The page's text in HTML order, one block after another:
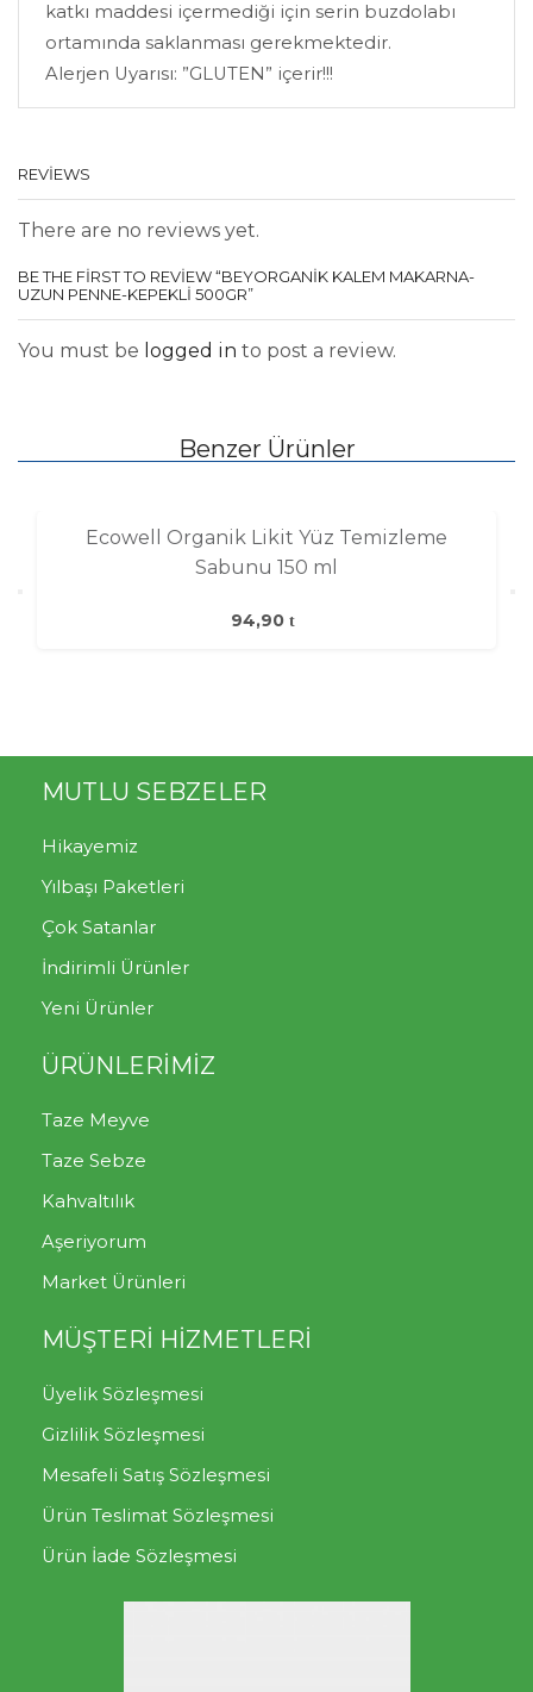
katkı maddesi içermediği için serin buzdolabı
ortamında saklanması gerekmektedir.
Alerjen Uyarısı: ”GLUTEN” içerir!!!
REVIEWS
There are no reviews yet.
BE THE FIRST TO REVIEW “BEYORGANİK KALEM MAKARNA-
UZUN PENNE-KEPEKLI 500GR”
You must be logged in to post a review.
Benzer Ürünler
Ecowell Organik Likit Yüz Temizleme
Sabunu 150 ml
94,90
MUTLU SEBZELER
Hikayemiz
Yılbaşı Paketleri
Çok Satanlar
İndirimli Ürünler
Yeni Ürünler
ÜRÜNLERİMİZ
Taze Meyve
Taze Sebze
Kahvaltılık
Aşeriyorum
Market Ürünleri
MÜŞTERİ HİZMETLERİ
Üyelik Sözleşmesi
Gizlilik Sözleşmesi
Mesafeli Satış Sözleşmesi
Ürün Teslimat Sözleşmesi
Ürün İade Sözleşmesi